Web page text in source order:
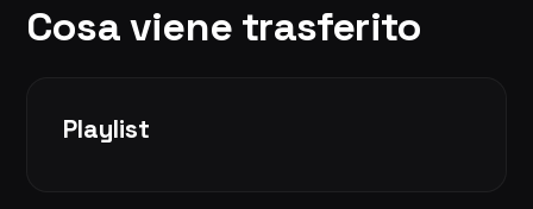
Cosa viene trasferito
Playlist